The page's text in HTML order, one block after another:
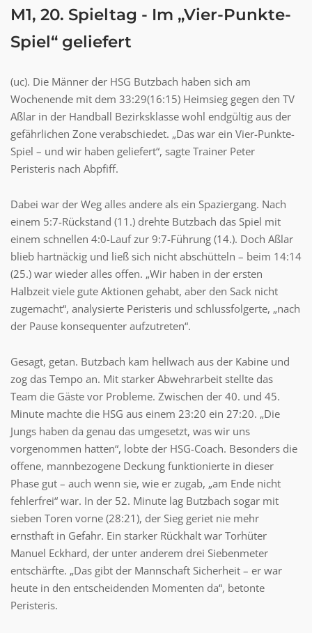
M1, 20. Spieltag - Im „Vier-Punkte-
Spiel“ geliefert
(uc). Die Männer der HSG Butzbach haben sich am
Wochenende mit dem 33:29(16:15) Heimsieg gegen den TV
Aßlar in der Handball Bezirksklasse wohl endgültig aus der
gefährlichen Zone verabschiedet. „Das war ein Vier-Punkte-
Spiel – und wir haben geliefert“, sagte Trainer Peter
Peristeris nach Abpfiff.
Dabei war der Weg alles andere als ein Spaziergang. Nach
einem 5:7-Rückstand (11.) drehte Butzbach das Spiel mit
einem schnellen 4:0-Lauf zur 9:7-Führung (14.). Doch Aßlar
blieb hartnäckig und ließ sich nicht abschütteln – beim 14:14
(25.) war wieder alles offen. „Wir haben in der ersten
Halbzeit viele gute Aktionen gehabt, aber den Sack nicht
zugemacht“, analysierte Peristeris und schlussfolgerte, „nach
der Pause konsequenter aufzutreten“.
Gesagt, getan. Butzbach kam hellwach aus der Kabine und
zog das Tempo an. Mit starker Abwehrarbeit stellte das
Team die Gäste vor Probleme. Zwischen der 40. und 45.
Minute machte die HSG aus einem 23:20 ein 27:20. „Die
Jungs haben da genau das umgesetzt, was wir uns
vorgenommen hatten“, lobte der HSG-Coach. Besonders die
offene, mannbezogene Deckung funktionierte in dieser
Phase gut – auch wenn sie, wie er zugab, „am Ende nicht
fehlerfrei“ war. In der 52. Minute lag Butzbach sogar mit
sieben Toren vorne (28:21), der Sieg geriet nie mehr
ernsthaft in Gefahr. Ein starker Rückhalt war Torhüter
Manuel Eckhard, der unter anderem drei Siebenmeter
entschärfte. „Das gibt der Mannschaft Sicherheit – er war
heute in den entscheidenden Momenten da“, betonte
Peristeris.